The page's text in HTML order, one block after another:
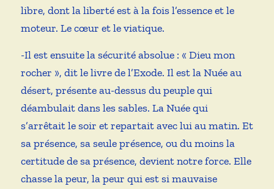
libre, dont la liberté est à la fois l’essence et le
moteur. Le cœur et le viatique.
-Il est ensuite la sécurité absolue : « Dieu mon
rocher », dit le livre de l’Exode. Il est la Nuée au
désert, présente au-dessus du peuple qui
déambulait dans les sables. La Nuée qui
s’arrêtait le soir et repartait avec lui au matin. Et
sa présence, sa seule présence, ou du moins la
certitude de sa présence, devient notre force. Elle
chasse la peur, la peur qui est si mauvaise